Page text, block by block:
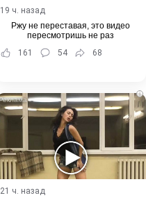
19 ч. назад
Ржу не переставая, это видео
пересмотришь не раз
161
54 68
i
21 ч. назад